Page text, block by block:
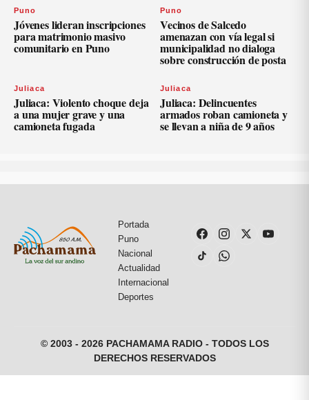
Puno
Jóvenes lideran inscripciones
para matrimonio masivo
comunitario en Puno
Puno
Vecinos de Salcedo
amenazan con vía legal si
municipalidad no dialoga
sobre construcción de posta
Juliaca
Juliaca: Violento choque deja
a una mujer grave y una
camioneta fugada
Juliaca
Juliaca: Delincuentes
armados roban camioneta y
se llevan a niña de 9 años
Portada
Puno
Nacional
Actualidad
Internacional
Deportes
© 2003 - 2026 PACHAMAMA RADIO - TODOS LOS
DERECHOS RESERVADOS